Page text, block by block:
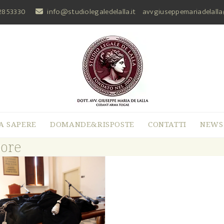
info@studiolegaledelalla.it
SAPERE DOMANDE&RISPOSTE CONTATTI NEWS